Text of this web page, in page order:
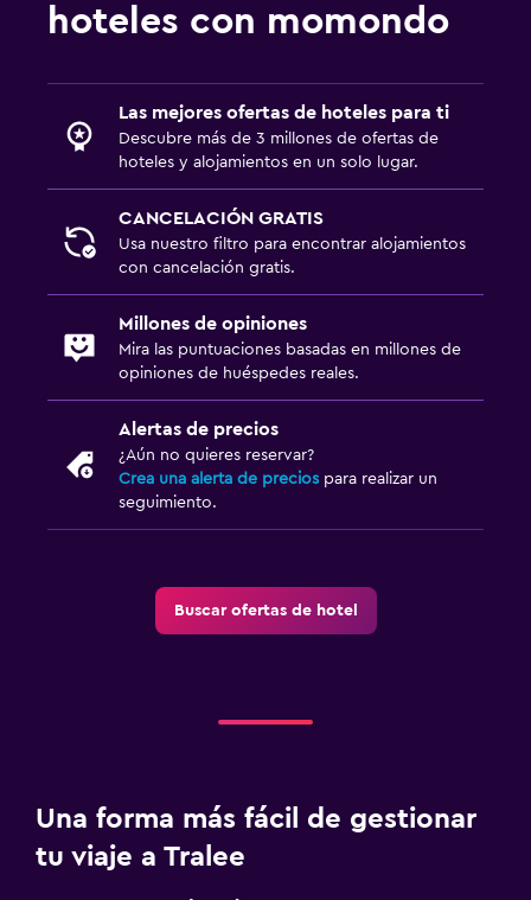
hoteles con momondo
Las mejores ofertas de hoteles para ti
Descubre más de 3 millones de ofertas de
hoteles y alojamientos en un solo lugar.
CANCELACIÓN GRATIS
Usa nuestro filtro para encontrar alojamientos
con cancelación gratis.
Millones de opiniones
Mira las puntuaciones basadas en millones de
opiniones de huéspedes reales.
Alertas de precios
¿Aún no quieres reservar?
Crea una alerta de precios para realizar un
seguimiento.
Buscar ofertas de hotel
Una forma más fácil de gestionar
tu viaje a Tralee